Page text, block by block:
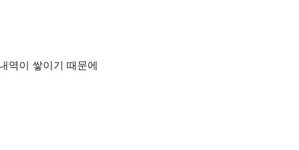
역이 쌓이기 때문에